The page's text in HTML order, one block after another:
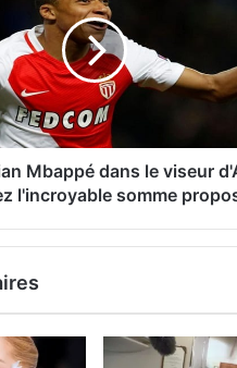
Mbappé dans le viseur
l'incroyable somme